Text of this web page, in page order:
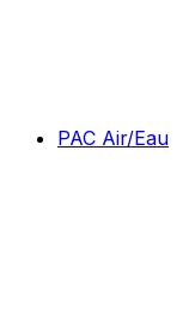
PAC Air/Eau